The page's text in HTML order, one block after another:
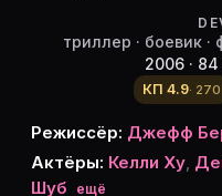
—
— Zatoichi
Melissa Barker — Ghoul
Джеки Р. Чан —
Ева-Мария Леонарду
триллер · боевик
2006 ·
КП 4.9· 270
Режиссёр: Джефф
Актёры: Келли Ху,
Шуб
ещё